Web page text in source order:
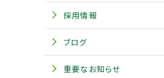
採用情報
ブログ
重要なお知らせ